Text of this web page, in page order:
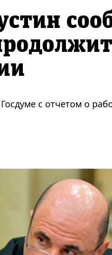
с отчетом о